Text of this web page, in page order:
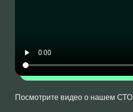
Посмотрите видео о нашем СТО